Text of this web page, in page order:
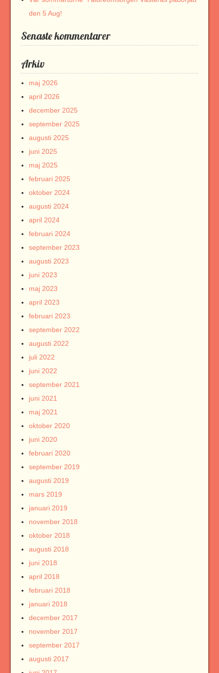
den 5 Aug!
Senaste kommentarer
Arkiv
maj 2026
april 2026
december 2025
september 2025
augusti 2025
juni 2025
maj 2025
februari 2025
oktober 2024
augusti 2024
april 2024
februari 2024
september 2023
augusti 2023
juni 2023
maj 2023
april 2023
februari 2023
september 2022
augusti 2022
juli 2022
juni 2022
september 2021
juni 2021
maj 2021
oktober 2020
juni 2020
februari 2020
september 2019
augusti 2019
mars 2019
januari 2019
november 2018
oktober 2018
augusti 2018
juni 2018
april 2018
februari 2018
januari 2018
december 2017
november 2017
september 2017
augusti 2017